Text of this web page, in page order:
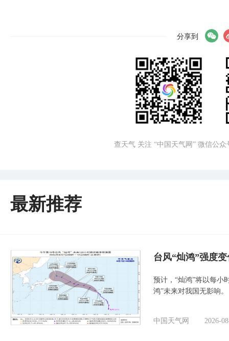
分享到
查天气 关注 “中国天气网” 微信公众
最新推荐
台风“灿鸿”强度
预计，“灿鸿”将以每小
鸿”未来对我国无影响。
中国天气网 2026-